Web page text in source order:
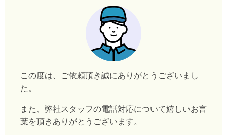
この度は、ご依頼頂き誠にありがとうございまし
た。
また、弊社スタッフの電話対応について嬉しいお言
葉を頂きありがとうございます。